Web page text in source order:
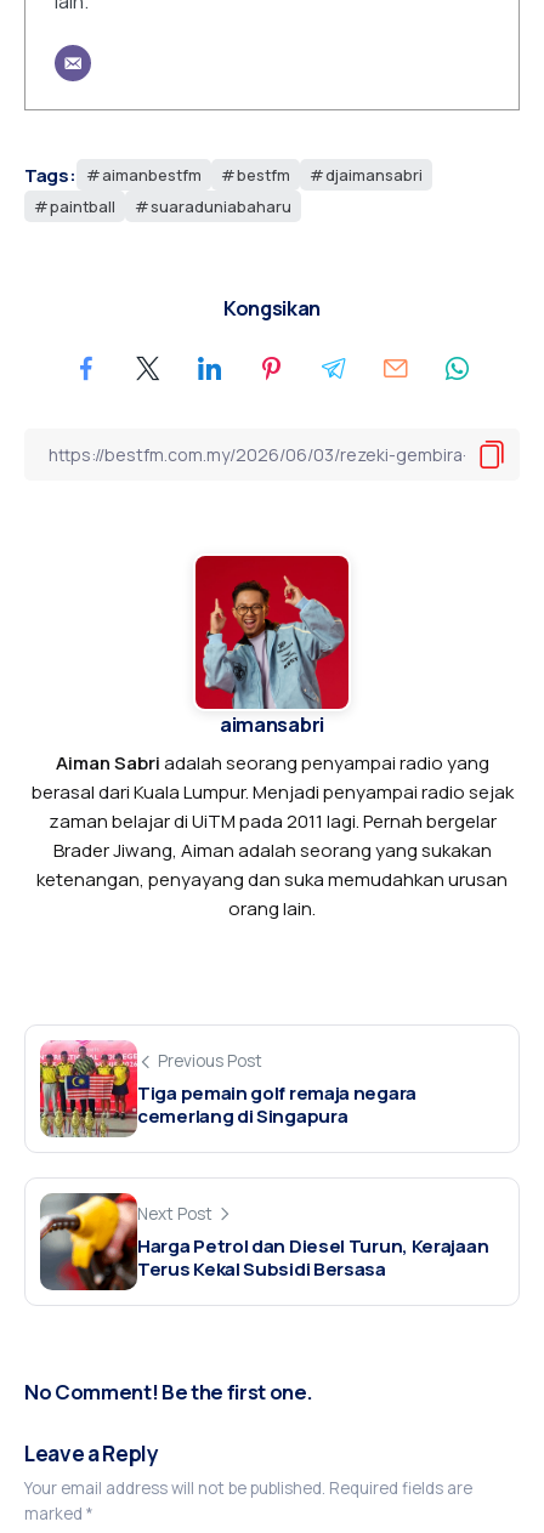
Tags: aimanbestfm bestfm
djaimansabri
paintball
suaraduniabaharu
Kongsikan
aimansabri
Aiman Sabriadalah seorang penyampai radio yang
berasal dari Kuala Lumpur. Menjadi penyampai radio sejak
zaman belajar di UiTM pada 2011 lagi. Pernah bergelar
Brader Jiwang, Aiman adalah seorang yang sukakan
ketenangan, penyayang dan suka memudahkan urusan
orang lain.
Previous Post
Tiga pemain golf remaja negara
cemerlang di Singapura
Next Post
Harga Petrol dan Diesel Turun, Kerajaan
Terus Kekal Subsidi Bersasa
No Comment! Be the first one.
Leave a Reply
Your email address will not be published. Required fields are
marked *